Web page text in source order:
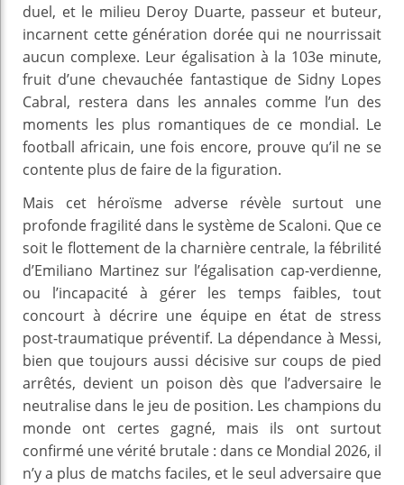
duel, et le milieu Deroy Duarte, passeur et buteur,
incarnent cette génération dorée qui ne nourrissait
aucun complexe. Leur égalisation à la 103e minute,
fruit d’une chevauchée fantastique de Sidny Lopes
Cabral, restera dans les annales comme l’un des
moments les plus romantiques de ce mondial. Le
football africain, une fois encore, prouve qu’il ne se
contente plus de faire de la figuration.
Mais cet héroïsme adverse révèle surtout une
profonde fragilité dans le système de Scaloni. Que ce
soit le flottement de la charnière centrale, la fébrilité
d’Emiliano Martinez sur l’égalisation cap-verdienne,
ou l’incapacité à gérer les temps faibles, tout
concourt à décrire une équipe en état de stress
post-traumatique préventif. La dépendance à Messi,
bien que toujours aussi décisive sur coups de pied
arrêtés, devient un poison dès que l’adversaire le
neutralise dans le jeu de position. Les champions du
monde ont certes gagné, mais ils ont surtout
confirmé une vérité brutale : dans ce Mondial 2026, il
n’y a plus de matchs faciles, et le seul adversaire que